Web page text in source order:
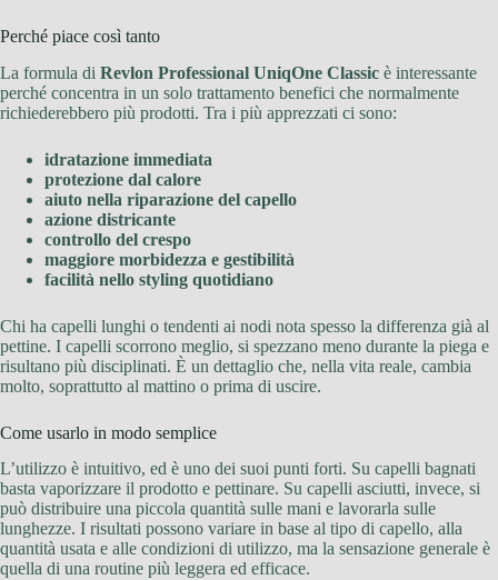
Perché piace così tanto
La formula di Revlon Professional UniqOne Classic è interessante
perché concentra in un solo trattamento benefici che normalmente
richiederebbero più prodotti. Tra i più apprezzati ci sono:
idratazione immediata
protezione dal calore
aiuto nella riparazione del capello
azione districante
controllo del crespo
maggiore morbidezza e gestibilità
facilità nello styling quotidiano
Chi ha capelli lunghi o tendenti ai nodi nota spesso la differenza già al
pettine. I capelli scorrono meglio, si spezzano meno durante la piega e
risultano più disciplinati. È un dettaglio che, nella vita reale, cambia
molto, soprattutto al mattino o prima di uscire.
Come usarlo in modo semplice
L’utilizzo è intuitivo, ed è uno dei suoi punti forti. Su capelli bagnati
basta vaporizzare il prodotto e pettinare. Su capelli asciutti, invece, si
può distribuire una piccola quantità sulle mani e lavorarla sulle
lunghezze. I risultati possono variare in base al tipo di capello, alla
quantità usata e alle condizioni di utilizzo, ma la sensazione generale è
quella di una routine più leggera ed efficace.